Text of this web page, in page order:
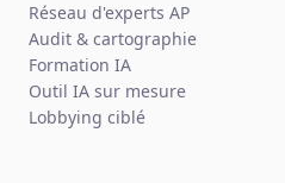
Réseau d'experts AP
Audit & cartographie
Formation IA
Outil IA sur mesure
Lobbying ciblé